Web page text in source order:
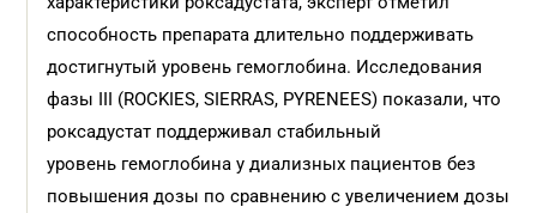
способность препарата длительно поддерживать
достигнутый уровень гемоглобина. Исследования
фазы III (ROCKIES, SIERRAS, PYRENEES) показали, что
роксадустат поддерживал стабильный
уровень гемоглобина у диализных пациентов без
повышения дозы по сравнению с увеличением дозы